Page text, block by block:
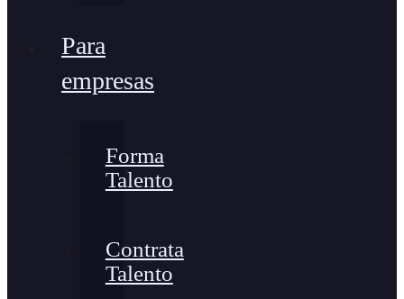
Para
empresas
Forma
Talento
Contrata
Talento